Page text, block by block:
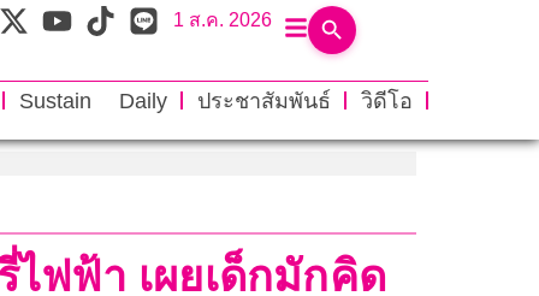
1 ส.ค. 2026
Sustain Daily ประชาสัมพันธ์ วิดีโอ
ไฟฟ้า เผยเด็กมักคิด